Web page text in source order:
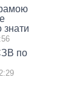
знати
по